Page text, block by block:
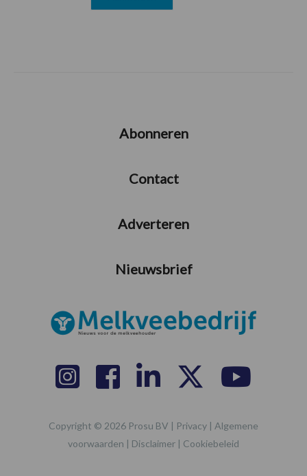
Abonneren
Contact
Adverteren
Nieuwsbrief
Copyright © 2026 Prosu BV | Privacy | Algemene
voorwaarden | Disclaimer | Cookiebeleid